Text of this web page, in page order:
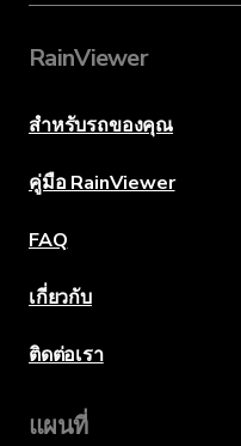
RainViewer
สำหรับรถของคุณ
คู่มือ RainViewer
FAQ
เกี่ยวกับ
ติดต่อเรา
แผนที่